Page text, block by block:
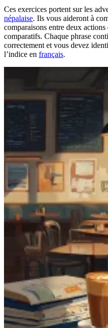
Ces exercices portent sur les
népalaise. Ils vous aideront à
comparaisons entre deux
comparatifs. Chaque phrase
correctement et vous devez
l’indice en français.